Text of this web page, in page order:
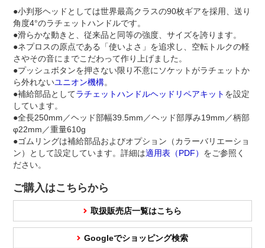
●小判形ヘッドとしては世界最高クラスの90枚ギアを採用、送り
角度4°のラチェットハンドルです。
●滑らかな動きと、従来品と同等の強度、サイズを誇ります。
●ネプロスの原点である「使いよさ」を追求し、空転トルクの軽
さやその音にまでこだわって作り上げました。
●プッシュボタンを押さない限り不意にソケットがラチェットか
ら外れないユニオン機構。
●補給部品としてラチェットハンドルヘッドリペアキット を設定
しています。
●全長250mm／ヘッド部幅39.5mm／ヘッド部厚み19mm／柄部
φ22mm／重量610g
●ゴムリングは補給部品およびオプション（カラーバリエーショ
ン）として設定しています。詳細は適用表（PDF） をご参照く
ださい。
ご購入はこちらから
取扱販売店一覧はこちら
Googleでショッピング検索